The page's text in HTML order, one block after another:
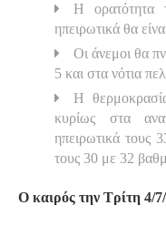
Η ορατότητα
ηπειρωτικά θα
Οι άνεμοι θα
5 και στα νότια
Η
κυρίως στα
ηπειρωτικά τους
τους 30 με 32
Ο καιρός την Τρίτη 4/